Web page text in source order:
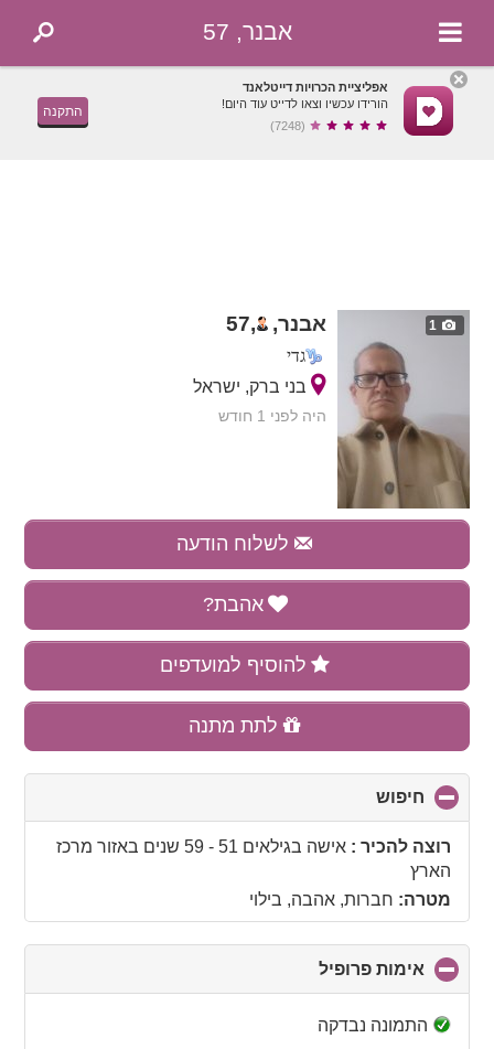
אבנר, 57
אפליציית הכרויות דייטלאנד
הורידו עכשיו וצאו לדייט עוד היום!
(7248)
התקנה
1 אבנר, ,
57
גדי
בני ברק, ישראל
היה לפני 1 חודש
לשלוח הודעה
אהבת?
להוסיף למועדפים
לתת מתנה
חיפוש
to
collapseרוצה להכיר :אישה בגילאים 51 - 59 שנים באזור מרכז
הארץ
מטרה: חברות, אהבה, בילוי
אימות פרופיל
to
התמונה נבדקה